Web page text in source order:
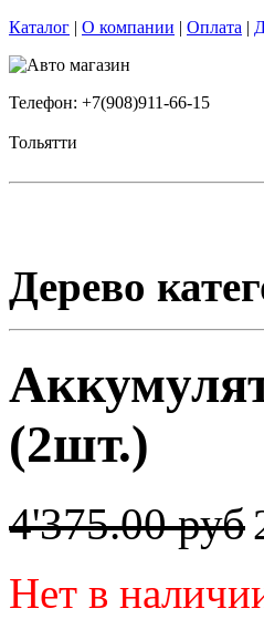
Каталог | О компании | Оплата |
Телефон: +7(908)911-66-15
Тольятти
Дерево
(2шт.)
4'375.00 руб
Нет в